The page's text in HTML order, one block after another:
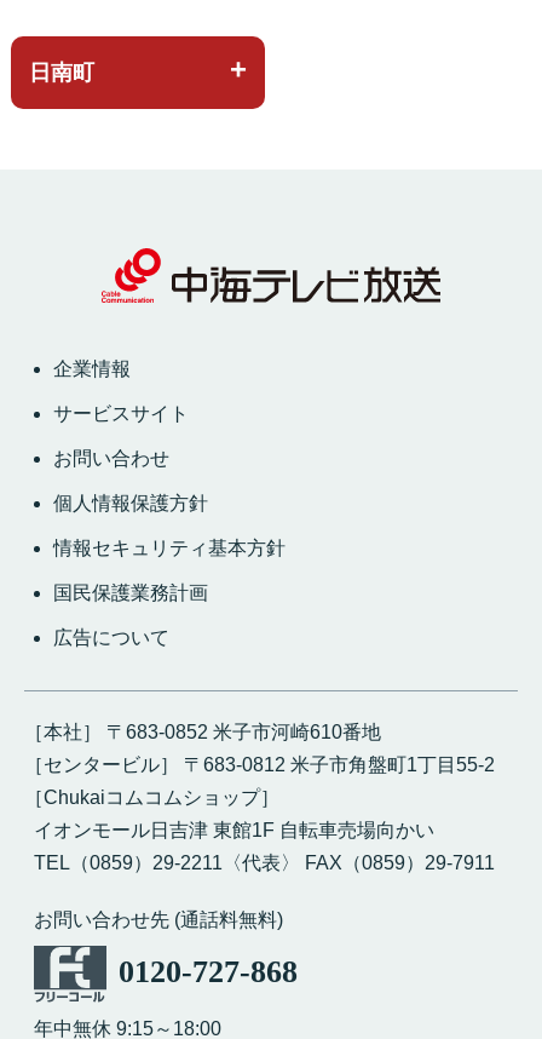
日南町
企業情報
サービスサイト
お問い合わせ
個人情報保護方針
情報セキュリティ基本方針
国民保護業務計画
広告について
［本社］ 〒683-0852 米子市河崎610番地
［センタービル］ 〒683-0812 米子市角盤町1丁目55-2
［Chukaiコムコムショップ］
イオンモール日吉津 東館1F 自転車売場向かい
TEL（0859）29-2211〈代表〉 FAX（0859）29-7911
お問い合わせ先 (通話料無料)
0120-727-868
年中無休 9:15～18:00